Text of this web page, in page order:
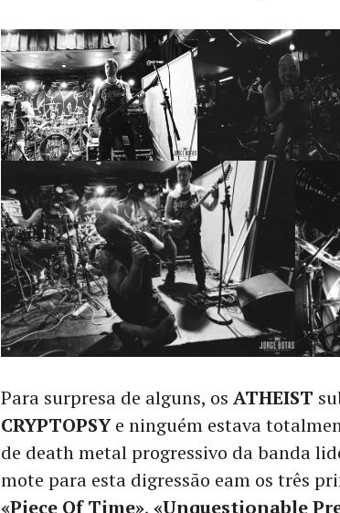
Para surpresa de alguns, os ATHEIST
CRYPTOPSYe ninguém estava
de death metal progressivo da banda
mote para esta digressão eam os três
«Piece Of Time», «Unquestionable